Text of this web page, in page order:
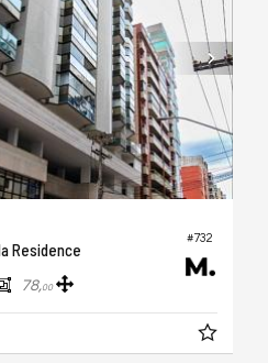
#732
Residence
78,00